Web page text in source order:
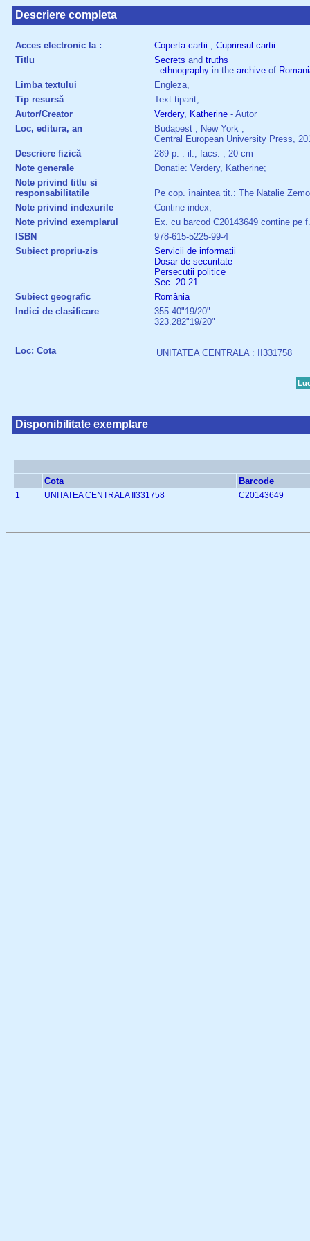
Descriere completa
Acces electronic la : Coperta cartii ; Cuprinsul cartii
Titlu
Secrets and truths
: ethnography in the archive of
Limba textului
Engleza,
Tip resursă
Text tiparit,
Autor/Creator
Verdery, Katherine - Autor
Loc, editura, an
Budapest ; New York ;
Central European University Press,
Descriere fizică
289 p. : il., facs. ; 20 cm
Note generale
Donatie: Verdery, Katherine;
Note privind titlu si
responsabilitatile
Pe cop. înaintea tit.: The Natalie
Note privind indexurile
Contine index;
Note privind exemplarul
Ex. cu barcod C20143649 contine pe
ISBN
978-615-5225-99-4
Subiect propriu-zis
Servicii de informatii
Dosar de securitate
Persecutii politice
Sec. 20-21
Subiect geografic
România
Indici de clasificare
355.40"19/20"
323.282"19/20"
Loc: Cota UNITATEA CENTRALA : II331758
Disponibilitate exemplare
Cota Barcode
1 UNITATEA CENTRALA II331758 C20143649